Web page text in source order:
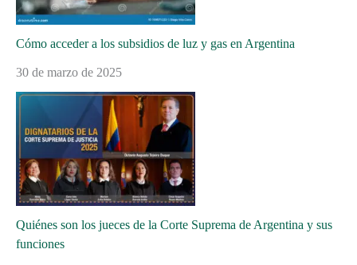
Cómo acceder a los subsidios de luz y gas en Argentina
30 de marzo de 2025
Quiénes son los jueces de la Corte Suprema de Argentina y sus
funciones